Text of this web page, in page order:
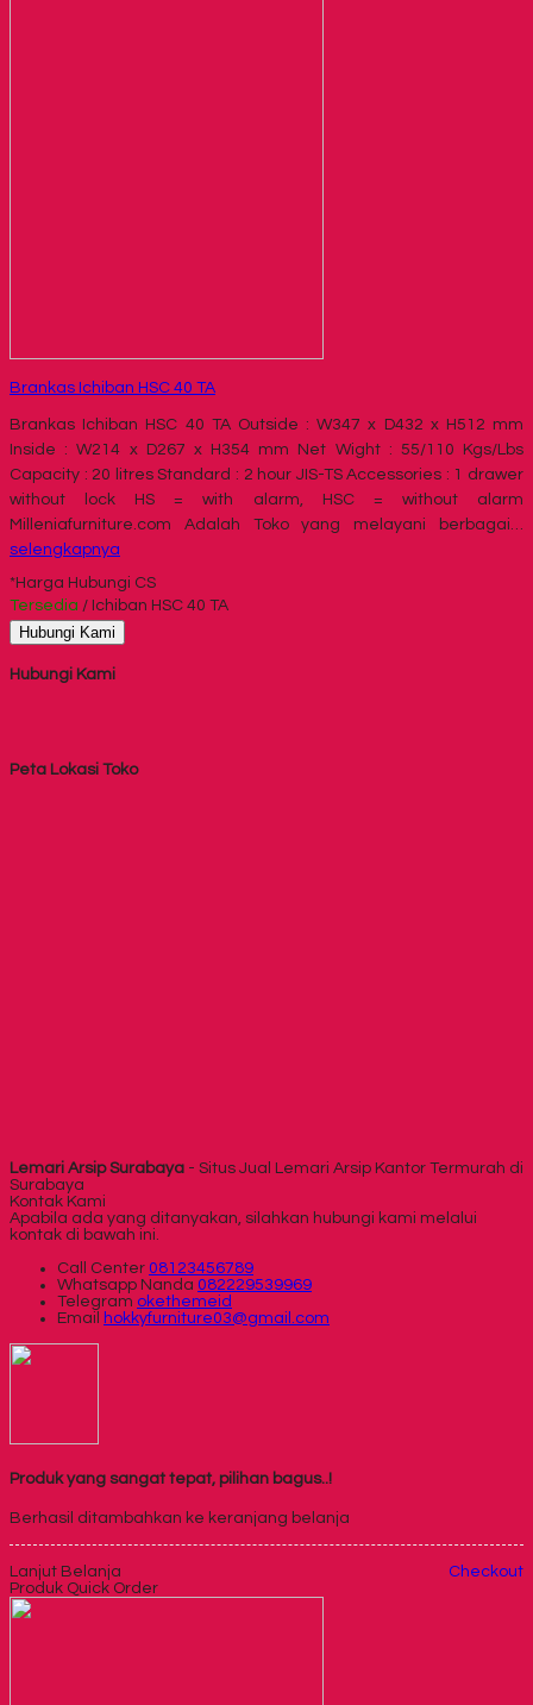
Brankas Ichiban HSC 40 TA
Brankas Ichiban HSC 40 TA Outside : W347 x D432 x H512 mm
Inside : W214 x D267 x H354 mm Net Wight : 55/110 Kgs/Lbs
Capacity : 20 litres Standard : 2 hour JIS-TS Accessories : 1 drawer
without lock HS = with alarm, HSC = without alarm
Milleniafurniture.com Adalah Toko yang melayani berbagai…
selengkapnya
*Harga Hubungi CS
Tersedia / Ichiban HSC 40 TA
Hubungi Kami
Hubungi Kami
Peta Lokasi Toko
Lemari Arsip Surabaya - Situs Jual Lemari Arsip Kantor Termurah di
Surabaya
Kontak Kami
Apabila ada yang ditanyakan, silahkan hubungi kami melalui
kontak di bawah ini.
Call Center 08123456789
Whatsapp Nanda 082229539969
Telegram okethemeid
Email
hokkyfurniture03@gmail.com
Produk yang sangat tepat, pilihan bagus..!
Berhasil ditambahkan ke keranjang belanja
Lanjut Belanja
Checkout
Produk Quick Order